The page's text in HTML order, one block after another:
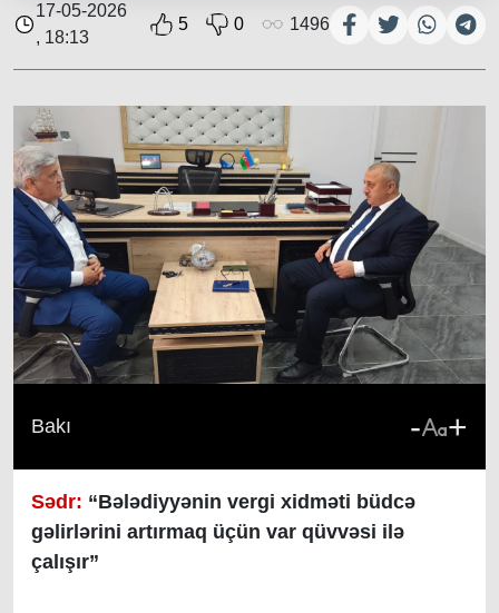
17-05-2026
, 18:13
5 0 1496
Bakı - +
Sədr: “Bələdiyyənin vergi xidməti büdcə
gəlirlərini artırmaq üçün var qüvvəsi ilə
çalışır”